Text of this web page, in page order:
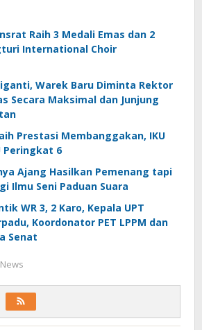
Raih 3 Medali Emas dan 2
International Choir
Warek Baru Diminta Rektor
Secara Maksimal dan Junjung
Prestasi Membanggakan, IKU
Peringkat 6
Ajang Hasilkan Pemenang tapi
Ilmu Seni Paduan Suara
WR 3, 2 Karo, Kepala UPT
Koordonator PET LPPM dan
Senat